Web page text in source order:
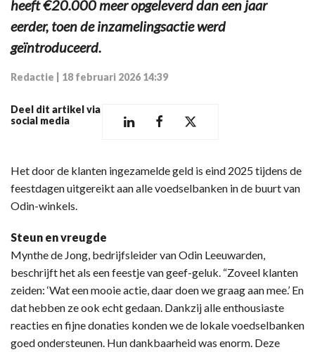
heeft €20.000 meer opgeleverd dan een jaar
eerder, toen de inzamelingsactie werd
geïntroduceerd.
Redactie 18 februari 2026 14:39
Deel dit artikel via
social media
Het door de klanten ingezamelde geld is eind 2025 tijdens de
feestdagen uitgereikt aan alle voedselbanken in de buurt van
Odin-winkels.
Steun en vreugde
Mynthe de Jong, bedrijfsleider van Odin Leeuwarden,
beschrijft het als een feestje van geef-geluk. “Zoveel klanten
zeiden: ‘Wat een mooie actie, daar doen we graag aan mee.’ En
dat hebben ze ook echt gedaan. Dankzij alle enthousiaste
reacties en fijne donaties konden we de lokale voedselbanken
goed ondersteunen. Hun dankbaarheid was enorm. Deze